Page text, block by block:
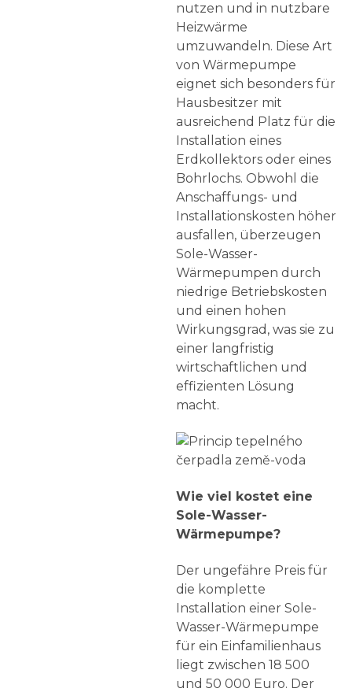
nutzen und in nutzbare
Heizwärme
umzuwandeln. Diese Art
von Wärmepumpe
eignet sich besonders für
Hausbesitzer mit
ausreichend Platz für die
Installation eines
Erdkollektors oder eines
Bohrlochs. Obwohl die
Anschaffungs- und
Installationskosten höher
ausfallen, überzeugen
Sole-Wasser-
Wärmepumpen durch
niedrige Betriebskosten
und einen hohen
Wirkungsgrad, was sie zu
einer langfristig
wirtschaftlichen und
effizienten Lösung
macht.
Wie viel kostet eine
Sole-Wasser-
Wärmepumpe?
Der ungefähre Preis für
die komplette
Installation einer Sole-
Wasser-Wärmepumpe
für ein Einfamilienhaus
liegt zwischen 18 500
und 50 000 Euro. Der